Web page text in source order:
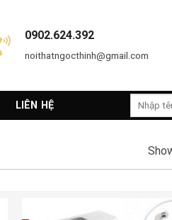
0902.624.392
noithatngocthinh@gmail.com
LIÊN HỆ
Search